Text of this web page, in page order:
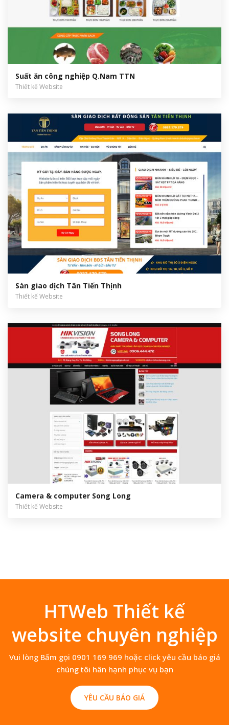
Suất ăn công nghiệp Q.Nam TTN
Thiết kế Website
Sàn giao dịch Tân Tiến Thịnh
Thiết kế Website
Camera & computer Song Long
Thiết kế Website
HTWeb Thiết kế
website chuyên nghiệp
Vui lòng Bấm gọi 0901 169 969 hoặc click yêu cầu báo giá
chúng tôi hân hạnh phục vụ bạn
YÊU CẦU BÁO GIÁ